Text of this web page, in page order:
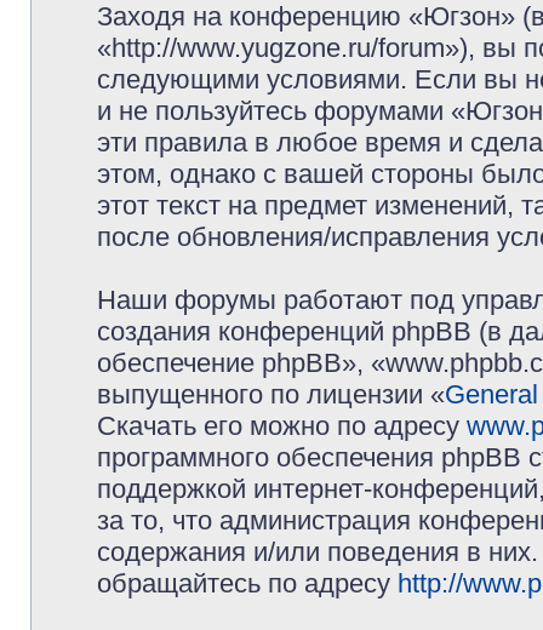
Заходя на конференцию «Югзон»
«http://www.yugzone.ru/forum»), вы
следующими условиями. Если вы
и не пользуйтесь форумами
эти правила в любое время и
этом, однако с вашей стороны
этот текст на предмет изменений,
после обновления/исправления
Наши форумы работают под
создания конференций phpBB (в
обеспечение phpBB»,
выпущенного по лицензии «
Скачать его можно по адресу
программного обеспечения phpBB
поддержкой интернет-
за то, что администрация
содержания и/или поведения в
обращайтесь по адресу http://